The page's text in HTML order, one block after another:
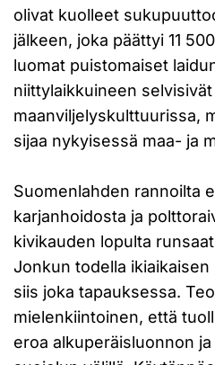
olivat kuolleet
jälkeen, joka päättyi 11
luomat puistomaiset
niittylaikkuineen
maanviljelyskulttuurissa,
sijaa nykyisessä maa- ja
Suomenlahden rannoilta
karjanhoidosta ja
kivikauden lopulta
Jonkun todella
siis joka tapauksessa.
mielenkiintoinen, että
eroa alkuperäisluonnon